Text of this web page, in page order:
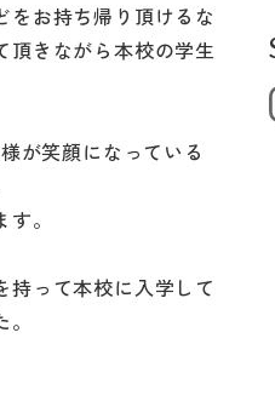
お持ち帰り頂けるな
頂きながら本校の学生
が笑顔になっている
。
って本校に入学して